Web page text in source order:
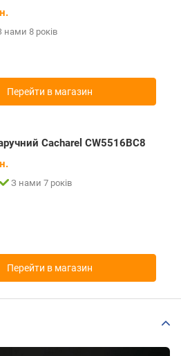
нами 8 років
Перейти в магазин
Cacharel CW5516BC8
З нами 7 років
Перейти в магазин